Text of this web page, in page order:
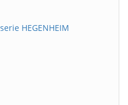
HEGENHEIM